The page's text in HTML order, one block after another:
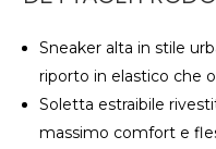
Sneaker alta in stile
riporto in elastico che
Soletta estraibile
massimo comfort e